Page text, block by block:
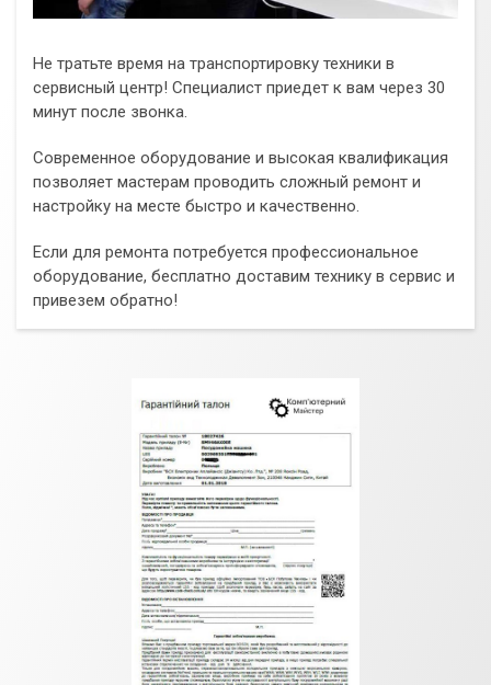
Не тратьте время на транспортировку техники в
сервисный центр! Специалист приедет к вам через 30
минут после звонка.
Современное оборудование и высокая квалификация
позволяет мастерам проводить сложный ремонт и
настройку на месте быстро и качественно.
Если для ремонта потребуется профессиональное
оборудование, бесплатно доставим технику в сервис и
привезем обратно!